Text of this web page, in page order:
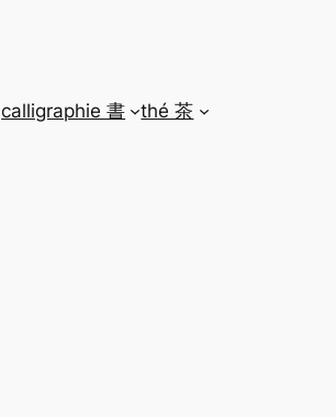
calligraphie 書 thé 茶